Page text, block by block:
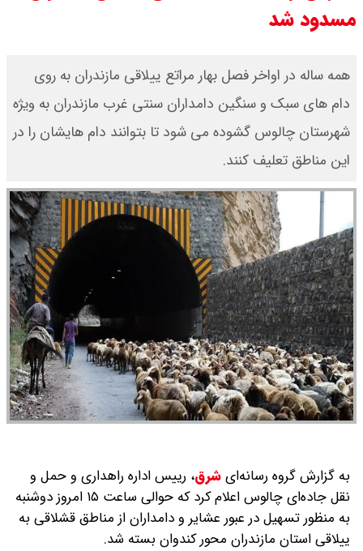
امیر جهانشاهی: پای نظامی آمریکایی
به ایران باز شود آن را قطع می‌کنیم +
ویدیو
مسدود شد
همه ساله در اواخر فصل بهار مراتع ییلاقی مازندران به روی
دام های سبک و سنگین دامداران سنتی غرب مازندران به ویژه
شهرستان چالوس گشوده می شود تا بتوانند دام هایشان را در
این مناطق تعلیف کنند.
به گزارش گروه رسانه‌ایشرق، رییس اداره راهداری و حمل و
نقل جاده‌ای چالوس اعلام کرد که حوالی ساعت ۱۵ امروز دوشنبه
به منظور تسهیل در عبور عشایر و دامداران از مناطق قشلاقی به
ییلاقی استان مازندران محور کندوان بسته شد.